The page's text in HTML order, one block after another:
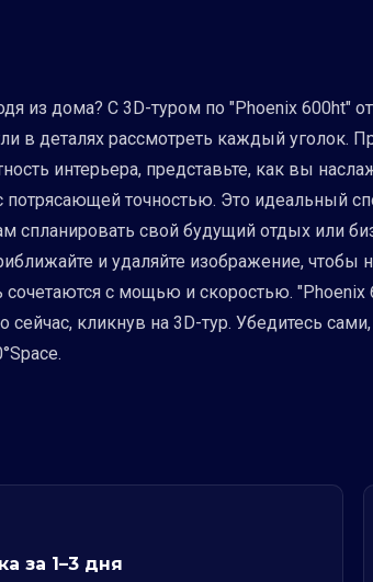
из дома? С 3D-туром по "Phoenix
в деталях рассмотреть каждый уголок.
интерьера, представьте, как вы
точностью. Это идеальный
спланировать свой будущий отдых или
и удаляйте изображение, чтобы
с мощью и скоростью.
кликнув на 3D-тур. Убедитесь
за 1–3 дня